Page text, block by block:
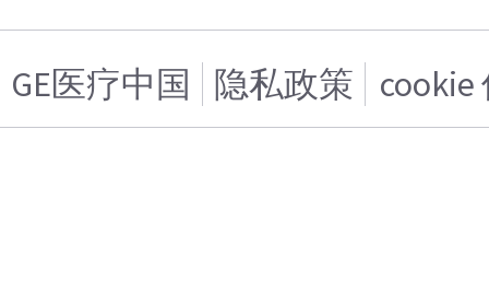
GE医疗中国 隐私政策 cookie